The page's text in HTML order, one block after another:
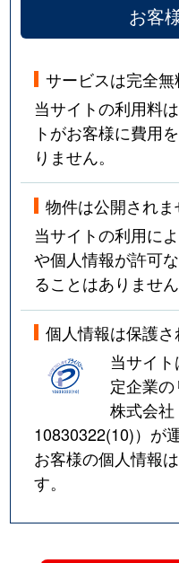
お客
サービスは完全無
当サイトの利用料
トがお客様に費用
りません。
物件は公開されま
当サイトの利用に
や個人情報が許可
ることはありません
個人情報は保護
当サイ
定企業
株式会社
10830322(10)）が
お客様の個人情報
す。